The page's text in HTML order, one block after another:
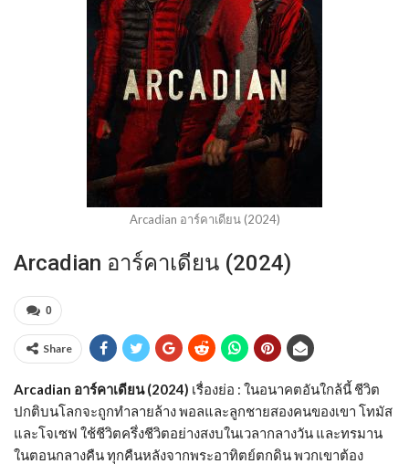
Arcadian อาร์คาเดียน (2024)
Arcadian อาร์คาเดียน (2024)
0
Share
Arcadian อาร์คาเดียน (2024) เรื่องย่อ : ในอนาคตอันใกล้นี้ ชีวิต
ปกติบนโลกจะถูกทำลายล้าง พอลและลูกชายสองคนของเขา โทมัส
และโจเซฟ ใช้ชีวิตครึ่งชีวิตอย่างสงบในเวลากลางวัน และทรมาน
ในตอนกลางคืน ทุกคืนหลังจากพระอาทิตย์ตกดิน พวกเขาต้อง